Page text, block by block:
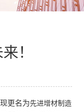
！
更名为先进增材制造